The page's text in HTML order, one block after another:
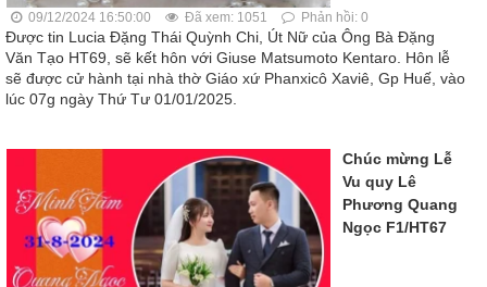
09/12/2024 16:50:00 Đã xem: 1051 Phản hồi: 0
Được tin Lucia Đặng Thái Quỳnh Chi, Út Nữ của Ông Bà Đặng
Văn Tạo HT69, sẽ kết hôn với Giuse Matsumoto Kentaro. Hôn lễ
sẽ được cử hành tại nhà thờ Giáo xứ Phanxicô Xaviê, Gp Huế, vào
lúc 07g ngày Thứ Tư 01/01/2025.
Chúc mừng Lễ
Vu quy Lê
Phương Quang
Ngọc F1/HT67